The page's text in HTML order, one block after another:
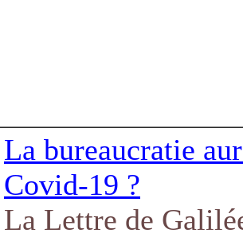
La bureaucratie
Covid-19 ?
La Lettre de